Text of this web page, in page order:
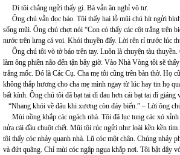
Dì tôi chẳng ngửi thấy gì. Bà vẫn ăn nghỉ vô tư.
Ông chú vẫn đọc báo. Tôi thấy hai lỗ mũi chú hít ngửi
sống mũi. Ông chú chợt nói “Con có thấy các cột trắng trên
nước trên lưng cá voi. Khói thuyền đấy. Lời rên rỉ trước lúc
Ông chú tôi vò tờ báo trên tay. Luôn là chuyện tàu thuyền.
làm ông phiền não đến tận bây giờ. Vào Nhà Vòng tôi sẽ
trắng mốc. Đó là Các Cụ. Cha mẹ tôi cũng trên bàn thờ. Họ
không thắp hương cho cha mẹ mình ngay từ lúc hay tin họ
bất kính. Ông chú tôi đã bạt tai dì đau hơn cái bạt tai dì giáng
“Nhang khói về đâu khi xương còn đáy biển.” – Lời ông
Mùi nồng khắp các ngách nhà. Tôi đã lục tung các xó
nửa cái đầu chuột chết. Mũi tôi rúc ngửi như loài kền kền tìm
tôi thấy cóc nhảy quanh nhà. Lũ cóc một chân. Chúng nhảy
và đứt quãng. Chỉ mùi cóc ngập ngụa khắp nơi. Tôi bật dậy